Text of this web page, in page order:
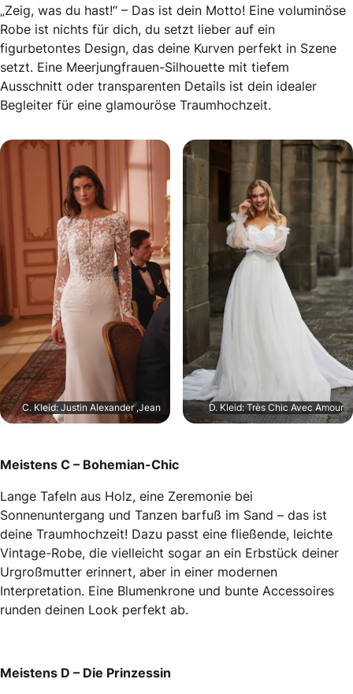
„Zeig, was du hast!“ – Das ist dein Motto! Eine voluminöse
Robe ist nichts für dich, du setzt lieber auf ein
figurbetontes Design, das deine Kurven perfekt in Szene
setzt. Eine Meerjungfrauen-Silhouette mit tiefem
Ausschnitt oder transparenten Details ist dein idealer
Begleiter für eine glamouröse Traumhochzeit.
C. Kleid: Justin Alexander ,Jean D. Kleid: Très Chic Avec Amour
Meistens C – Bohemian-Chic
Lange Tafeln aus Holz, eine Zeremonie bei
Sonnenuntergang und Tanzen barfuß im Sand – das ist
deine Traumhochzeit! Dazu passt eine fließende, leichte
Vintage-Robe, die vielleicht sogar an ein Erbstück deiner
Urgroßmutter erinnert, aber in einer modernen
Interpretation. Eine Blumenkrone und bunte Accessoires
runden deinen Look perfekt ab.
Meistens D – Die Prinzessin